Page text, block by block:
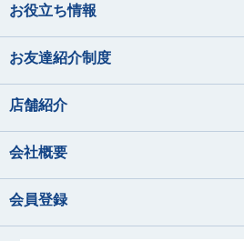
お役立ち情報
お友達紹介制度
店舗紹介
会社概要
会員登録